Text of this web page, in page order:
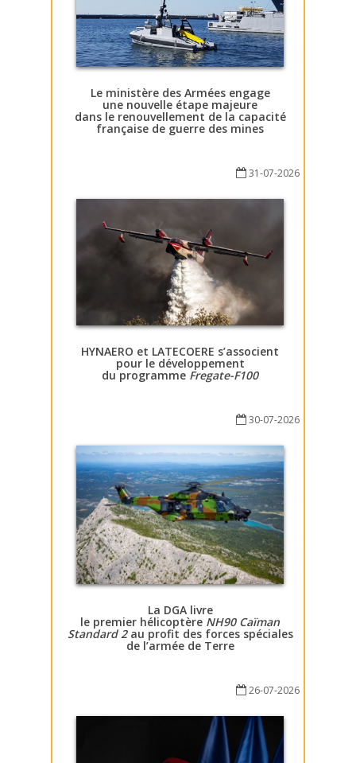
Le ministère des Armées engage
une nouvelle étape majeure
dans le renouvellement de la capacité
française de guerre des mines
31-07-2026
HYNAERO et LATECOERE s’associent
pour le développement
du programme Fregate-F100
30-07-2026
La DGA livre
le premier hélicoptère NH90 Caïman
Standard 2au profit des forces spéciales
de l’armée de Terre
26-07-2026